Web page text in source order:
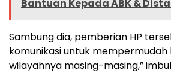
Bantuan Kepada ABK &
Sambung dia, pemberian HP
komunikasi untuk mempermudah
wilayahnya masing-masing,”